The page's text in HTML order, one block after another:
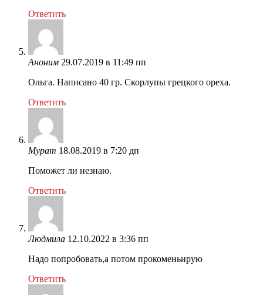
Ответить
Аноним 29.07.2019 в 11:49 пп
Ольга. Написано 40 гр. Скорлупы грецкого ореха.
Ответить
Мурат 18.08.2019 в 7:20 дп
Поможет ли незнаю.
Ответить
Людмила 12.10.2022 в 3:36 пп
Надо попробовать,а потом прокоменьирую
Ответить